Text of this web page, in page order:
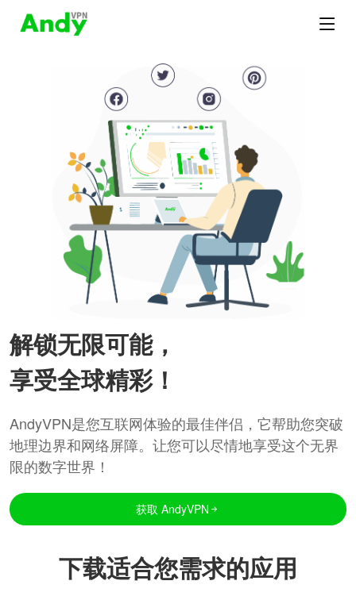
解锁无限可能，
享受全球精彩！
AndyVPN是您互联网体验的最佳伴侣，它帮助您突破
地理边界和网络屏障。让您可以尽情地享受这个无界
限的数字世界！
获取 AndyVPN
下载适合您需求的应用